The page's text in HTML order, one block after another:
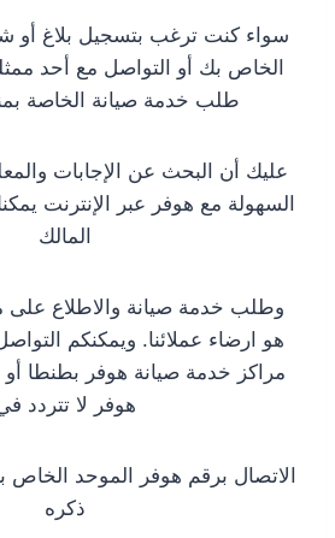
سواء كنت ترغب بتسجيل بلاغ أو
الخاص بك أو التواصل مع أحد
طلب خدمة صيانة الخاصة
عليك أن البحث عن الإجابات
السهولة مع هوفر عبر الإنترنت
المالك
وطلب خدمة صيانة والاطلاع على
هو ارضاء عملائنا. ويمكنكم
مراكز خدمة صيانة هوفر بطنطا أو
هوفر لا تتردد
الاتصال برقم هوفر الموحد
ذكره